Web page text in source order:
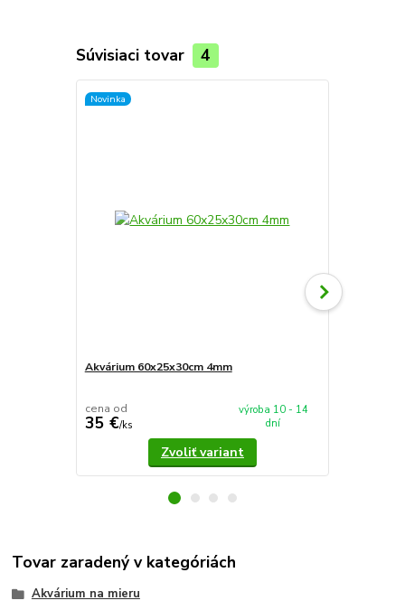
Súvisiaci tovar 4
Novinka
Akvárium 60x25x30cm 4mm
cena od
35 €/ks
výroba 10 - 14
dní
Zvoliť variant
Tovar zaradený v kategóriách
Akvárium na mieru